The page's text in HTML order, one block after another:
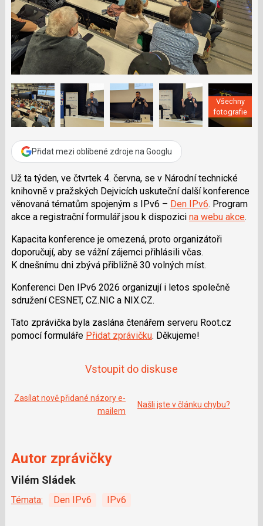
e
b
o
o
k
i
X
Všechny
fotografie
Přidat mezi oblíbené zdroje na Googlu
Už ta týden, ve čtvrtek 4. června, se v Národní technické
knihovně v pražských Dejvicích uskuteční další konference
věnovaná tématům spojeným s IPv6 – Den IPv6. Program
akce a registrační formulář jsou k dispozici na webu akce.
Kapacita konference je omezená, proto organizátoři
doporučují, aby se vážní zájemci přihlásili včas.
K dnešnímu dni zbývá přibližně 30 volných míst.
Konferenci Den IPv6 2026 organizují i letos společně
sdružení CESNET, CZ.NIC a NIX.CZ.
Tato zprávička byla zaslána čtenářem serveru Root.cz
pomocí formuláře Přidat zprávičku. Děkujeme!
Vstoupit do diskuse
Zasílat nově přidané názory e-
mailem
Našli jste v článku chybu?
Autor zprávičky
Vilém Sládek
Témata: Den IPv6 IPv6